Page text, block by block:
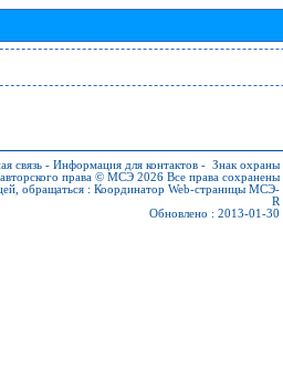
связь - Информация для контактов - Знак охраны
авторского права © МСЭ 2026 Все права сохранены
обращаться : Координатор Web-страницы МСЭ-
R
Обновлено : 2013-01-30